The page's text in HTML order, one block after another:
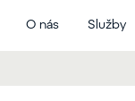
O nás Služby